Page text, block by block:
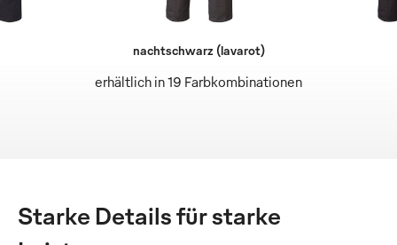
erhältlich in 19 Farbkombinationen
nachtschwarz (lavarot)
Starke Details für starke